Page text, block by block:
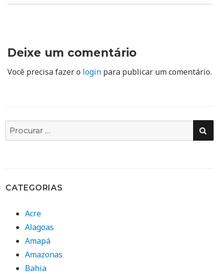
Deixe um comentário
Você precisa fazer o login para publicar um comentário.
Busca
por:
CATEGORIAS
Acre
Alagoas
Amapá
Amazonas
Bahia